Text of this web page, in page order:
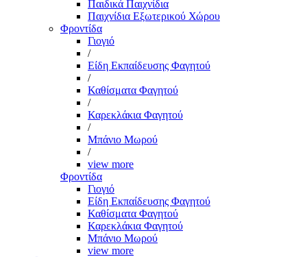
Παιδικά Παιχνίδια
Παιχνίδια Εξωτερικού Χώρου
Φροντίδα
Γιογιό
/
Είδη Εκπαίδευσης Φαγητού
/
Καθίσματα Φαγητού
/
Καρεκλάκια Φαγητού
/
Μπάνιο Μωρού
/
view more
Φροντίδα
Γιογιό
Είδη Εκπαίδευσης Φαγητού
Καθίσματα Φαγητού
Καρεκλάκια Φαγητού
Μπάνιο Μωρού
view more